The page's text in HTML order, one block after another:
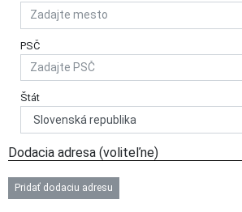
PSČ
Štát
Dodacia adresa (voliteľne)
Pridať dodaciu adresu